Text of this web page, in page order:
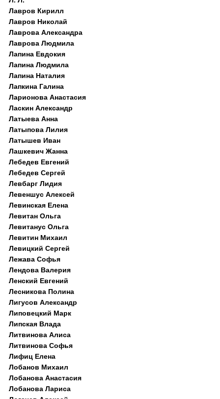
Лавров Кирилл
Лавров Николай
Лаврова Александра
Лаврова Людмила
Лапина Евдокия
Лапина Людмила
Лапина Наталия
Лапкина Галина
Ларионова Анастасия
Ласкин Александр
Латыева Анна
Латыпова Лилия
Латышев Иван
Лашкевич Жанна
Лебедев Евгений
Лебедев Сергей
Левбарг Лидия
Левеншус Алексей
Левинская Елена
Левитан Ольга
Левитанус Ольга
Левитин Михаил
Левицкий Сергей
Лежава Софья
Лендова Валерия
Ленский Евгений
Лесникова Полина
Лигусов Александр
Липовецкий Марк
Липская Влада
Литвинова Алиса
Литвинова Софья
Лифиц Елена
Лобанов Михаил
Лобанова Анастасия
Лобанова Лариса